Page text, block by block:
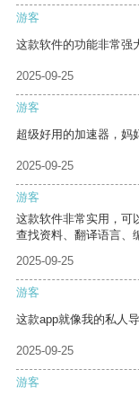
游客
这款软件的功能非常强
2025-09-25
游客
超级好用的加速器，妈
2025-09-25
游客
这款软件非常实用，可
查找资料、翻译语言、
2025-09-25
游客
这款app就像我的私人
2025-09-25
游客